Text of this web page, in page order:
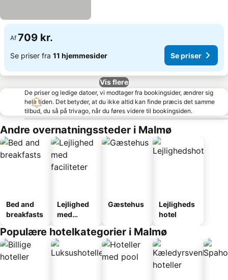
Af 709 kr.
Se priser fra 11 hjemmesider Se priser
Vis flere
De priser og ledige datoer, vi modtager fra bookingsider, ændrer sig
hele tiden. Det betyder, at du ikke altid kan finde præcis det samme
tilbud, du så på trivago, når du føres videre til bookingsiden.
Andre overnatningssteder i Malmø
Bed and
breakfasts
Lejlighed
med
Gæstehus
Lejligheds
hotel
Populære hotelkategorier i Malmø